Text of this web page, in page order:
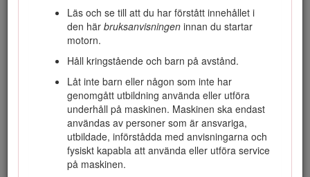
Läs och se till att du har förstått innehållet i
den här bruksanvisningen innan du startar
motorn.
Håll kringstående och barn på avstånd.
Låt inte barn eller någon som inte har
genomgått utbildning använda eller utföra
underhåll på maskinen. Maskinen ska endast
användas av personer som är ansvariga,
utbildade, införstådda med anvisningarna och
fysiskt kapabla att använda eller utföra service
på maskinen.
om maskinen används i andra syften än vad som avsetts.
Läs den här informationen noga så att du lär dig att använda
person- och produktskador. Du är ansvarig för att produkten
används på ett korrekt och säkert sätt.
Besök www.Toro.com om du behöver utbildningsmaterial för
säkerhet och drift, information om tillbehör, hjälp med att
hitta en återförsäljare eller om du vill registrera din produkt.
Kontakta en auktoriserad återförsäljare eller Toros
kundservice och ha produktens modell- och artikelnummer